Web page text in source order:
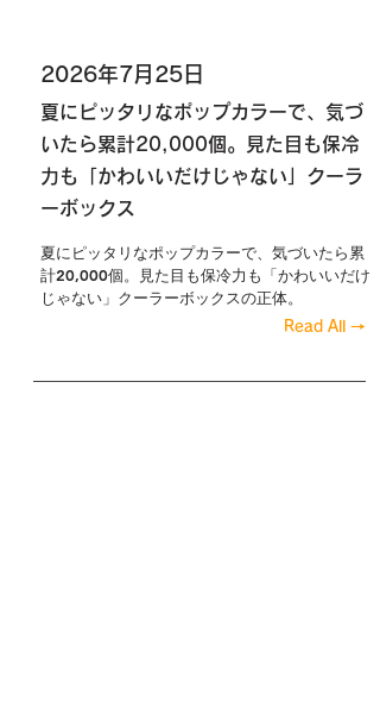
2026年7月25日
夏にピッタリなポップカラーで、気づ
いたら累計20,000個。見た目も保冷
力も「かわいいだけじゃない」クーラ
ーボックス
夏にピッタリなポップカラーで、気づいたら累
計20,000個。見た目も保冷力も「かわいいだけ
じゃない」クーラーボックスの正体。
Read All →